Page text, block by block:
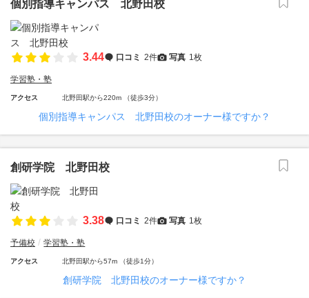
個別指導キャンパス 北野田校
3.44 口コミ 2件 写真 1枚
学習塾・塾
アクセス 北野田駅から220m （徒歩3分）
個別指導キャンパス 北野田校のオーナー様ですか？
創研学院 北野田校
3.38 口コミ 2件 写真 1枚
予備校 学習塾・塾
アクセス 北野田駅から57m （徒歩1分）
創研学院 北野田校のオーナー様ですか？